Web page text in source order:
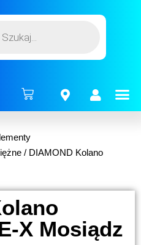
/ DIAMOND Kolano
X Mosiądz